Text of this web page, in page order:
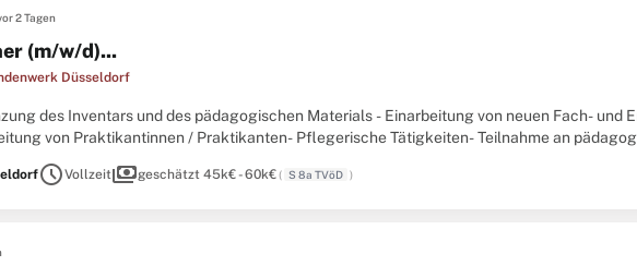
2 Tagen
(m/w/d)...
Düsseldorf
des Inventars und des pädagogischen Materials - Einarbeitung von neuen Fach- und
von Praktikantinnen / Praktikanten- Pflegerische Tätigkeiten- Teilnahme an
scheduleVollzeitpaymentsgeschätzt 45k€ - 60k€( S 8a TVöD )